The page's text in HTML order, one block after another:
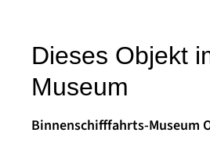
Dieses Objekt
Museum
Binnenschifffahrts-Museum